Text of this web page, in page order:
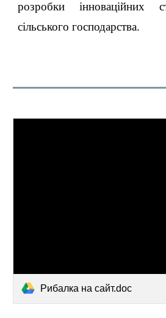
розробки інноваційних
сільського господарства.
Рибалка на сайт.doc